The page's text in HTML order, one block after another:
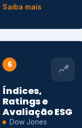
Saiba mais
6
Índices,
Ratings e
Avaliação ESG
Dow Jones